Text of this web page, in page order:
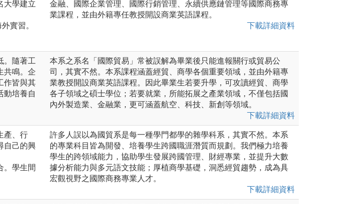
大學建立
實習。
金融、國際企業管理、國際行銷管理、永續供應鏈管理等國際商務專
業課程，並由外籍專任教授開設商業英語課程。
下載詳細資料
。隨著工
共鳴。企
作皆與其
動培養自
本系之系名「國際貿易」常被誤解為畢業後只能進報關行或貿易公
司，其實不然。本系課程涵蓋經貿、商學各個重要領域，並由外籍專
業教授開設商業英語課程。因此畢業生若要升學，可攻讀經貿、商學
各子領域之碩士學位；若要就業，所能拓展之產業領域，不僅包括國
內外製造業、金融業，更可涵蓋航空、科技、新創等領域。
下載詳細資料
產、行
自己的興
。學生間
許多人誤以為國貿系是每一種學門都學的雜學科系，其實不然。本系
的專業科目皆為開發、培養學生跨國職涯潛質而規劃。我們極力培養
學生的跨領域能力，協助學生發展跨國管理、財經專業，並提升大數
據分析能力與多元語文技能；厚植商學基礎，洞悉經貿趨勢，成為具
宏觀視野之國際商務專業人才。
下載詳細資料